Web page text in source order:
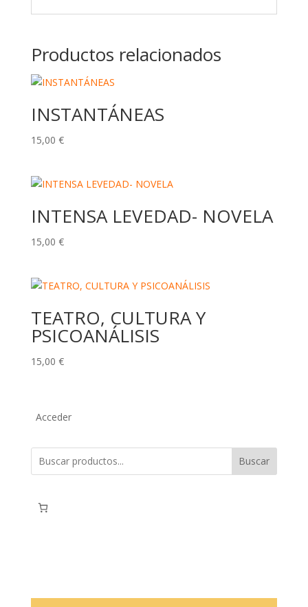
Productos relacionados
INSTANTÁNEAS
15,00 €
INTENSA LEVEDAD- NOVELA
15,00 €
TEATRO, CULTURA Y
PSICOANÁLISIS
15,00 €
Acceder
Buscar